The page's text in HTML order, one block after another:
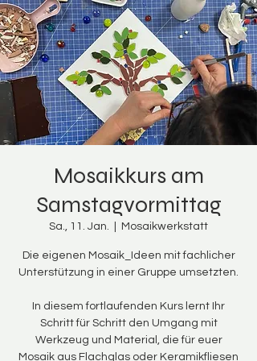
Mosaikkurs am
Samstagvormittag
Sa., 11. Jan. Mosaikwerkstatt
Die eigenen Mosaik_Ideen mit fachlicher
Unterstützung in einer Gruppe umsetzten.
In diesem fortlaufenden Kurs lernt Ihr
Schritt für Schritt den Umgang mit
Werkzeug und Material, die für euer
Mosaik aus Flachglas oder Keramikfliesen